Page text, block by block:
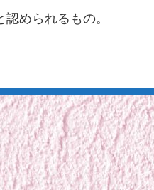
められるもの。